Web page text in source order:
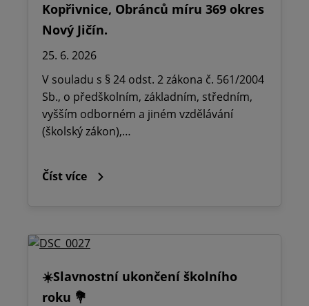
Kopřivnice, Obránců míru 369 okres
Nový Jičín.
25. 6. 2026
V souladu s § 24 odst. 2 zákona č. 561/2004
Sb., o předškolním, základním, středním,
vyšším odborném a jiném vzdělávání
(školský zákon),…
Číst více
☀️Slavnostní ukončení školního
roku 💐